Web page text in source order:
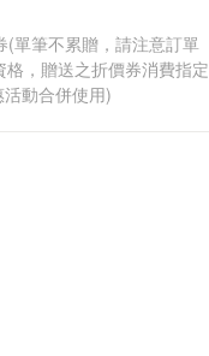
單筆不累贈，請注意訂單
，贈送之折價券消費指定
動合併使用)